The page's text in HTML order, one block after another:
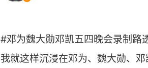
#邓为魏大勋邓凯五四晚会录制路
我就这样沉浸在邓为、魏大勋、